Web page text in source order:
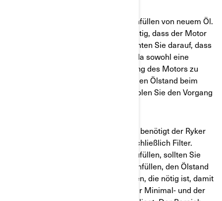
Ihr Can-Am ist jetzt bereit für das Einfüllen von neuem Öl.
Für diesen Schritt ist es absolut wichtig, dass der Motor
normale Betriebstemperatur hat. Achten Sie darauf, dass
Sie die richtige Menge Öl einfüllen, da sowohl eine
Überfüllung als auch eine Unterfüllung des Motors zu
Problemen führen kann. Prüfen Sie den Ölstand beim
Einfüllen alle 10 Sekunden. Wiederholen Sie den Vorgang
Was die richtige Ölmenge betrifft, so benötigt der Ryker
900 beispielsweise 2,8 Liter Öl, einschließlich Filter.
Anstatt jedoch alles auf einmal einzufüllen, sollten Sie
zunächst den größten Teil des Öls einfüllen, den Ölstand
messen und dann die Menge einfüllen, die nötig ist, damit
der Ölstand in der Mitte zwischen der Minimal- und der